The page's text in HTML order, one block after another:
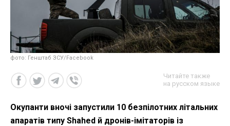
фото: Генштаб ЗСУ/Facebook
Читайте также
на русском языке
Окупанти вночі запустили 10 безпілотних літальних
апаратів типу Shahed й дронів-імітаторів із